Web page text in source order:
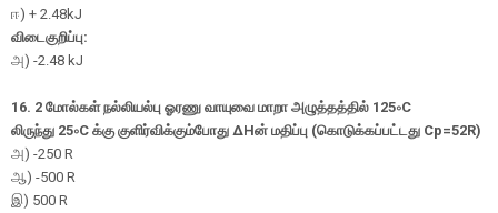
ஈ) + 2.48kJ
விடைகுறிப்பு:
அ) -2.48 kJ
16. 2 மோல்கள் நல்லியல்பு ஓரணு வாயுவை மாறா அழுத்தத்தில் 125∘C
லிருந்து 25∘C க்கு குளிர்விக்கும்போது ΔHன் மதிப்பு (கொடுக்கப்பட்டது Cp=52R)
அ) -250 R
ஆ) -500 R
இ) 500 R